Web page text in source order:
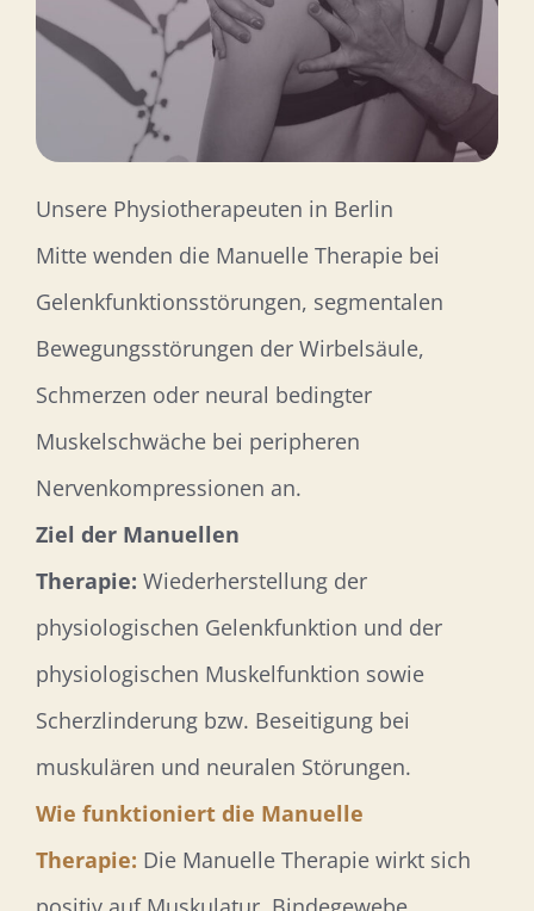
Unsere Physiotherapeuten in Berlin
Mitte wenden die Manuelle Therapie bei
Gelenkfunktionsstörungen, segmentalen
Bewegungsstörungen der Wirbelsäule,
Schmerzen oder neural bedingter
Muskelschwäche bei peripheren
Nervenkompressionen an.
Ziel der Manuellen
Therapie: Wiederherstellung der
physiologischen Gelenkfunktion und der
physiologischen Muskelfunktion sowie
Scherzlinderung bzw. Beseitigung bei
muskulären und neuralen Störungen.
Wie funktioniert die Manuelle
Therapie: Die Manuelle Therapie wirkt sich